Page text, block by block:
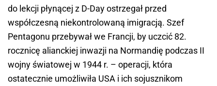
do lekcji płynącej z D-Day ostrzegał przed
współczesną niekontrolowaną imigracją. Szef
Pentagonu przebywał we Francji, by uczcić 82.
rocznicę alianckiej inwazji na Normandię podczas II
wojny światowej w 1944 r. – operacji, która
ostatecznie umożliwiła USA i ich sojusznikom